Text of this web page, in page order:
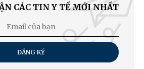
CÁC TIN Y TẾ MỚI NHẤT
ĐĂNG KÝ